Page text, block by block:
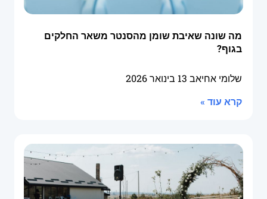
מה שונה שאיבת שומן מהסנטר משאר החלקים
בגוף?
שלומי אחיאב 13 בינואר 2026
קרא עוד »